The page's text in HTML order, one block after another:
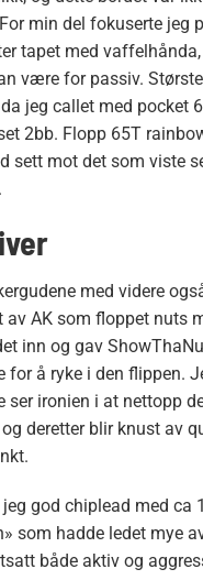
min del fokuserte jeg
tapet med
være for passiv.
jeg callet med pocket
2bb. Flopp 65T
sett mot det som viste
med videre
av AK som floppet nuts
inn og gav
for å ryke i den flippen.
ser ironien i at nettopp
deretter blir knust av
god chiplead med ca
som hadde ledet mye
både aktiv og